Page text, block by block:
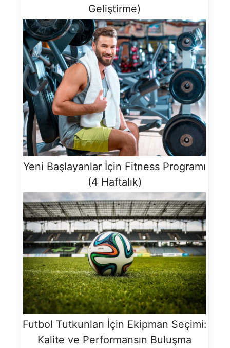
Geliştirme)
Yeni Başlayanlar İçin Fitness Programı
(4 Haftalık)
Futbol Tutkunları İçin Ekipman Seçimi:
Kalite ve Performansın Buluşma